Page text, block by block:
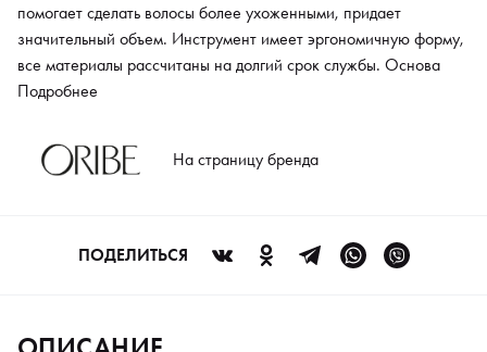
помогает сделать волосы более ухоженными, придает
значительный объем. Инструмент имеет эргономичную форму,
все материалы рассчитаны на долгий срок службы. Основа
выполнена из легкой буковой древесины. Для разделения
имеет упругую и в меру жесткую натуральную щетину, которая
хорошо избавляет волосы от статики и кожного сала и при
Подробнее
На страницу бренда
ПОДЕЛИТЬСЯ